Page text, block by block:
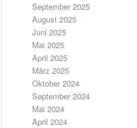
September 2025
August 2025
Juni 2025
Mai 2025
April 2025
März 2025
Oktober 2024
September 2024
Mai 2024
April 2024